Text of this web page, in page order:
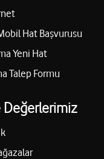
Hat Başvurusu
Yeni Hat
Talep Formu
Değerlerimiz